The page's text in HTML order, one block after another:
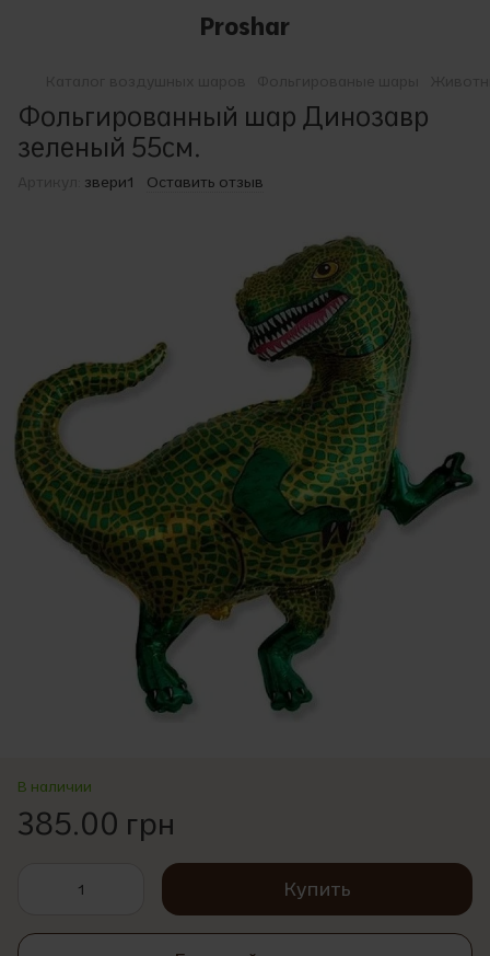
Proshar
Фольгированный шар Динозавр
зеленый 55см.
звери1 Оставить отзыв
В наличии
385.00 грн
Купить